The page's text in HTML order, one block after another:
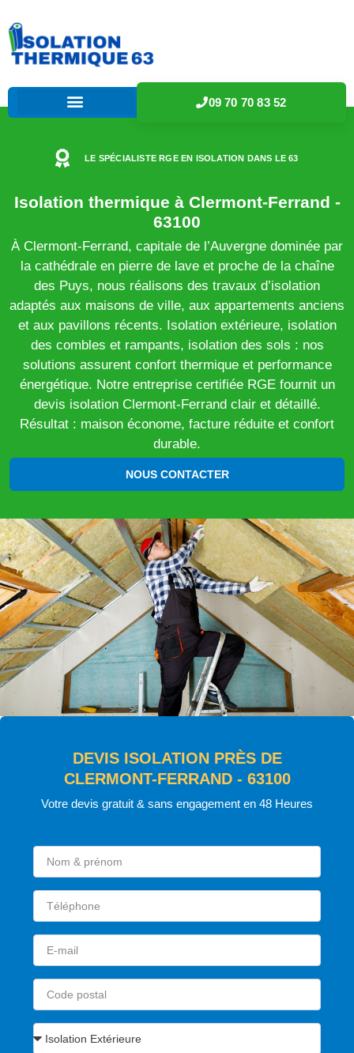
09 70 70 83 52
LE SPÉCIALISTE RGE EN ISOLATION DANS LE 63
Isolation thermique à Clermont-Ferrand -
63100
À Clermont-Ferrand, capitale de l’Auvergne dominée par
la cathédrale en pierre de lave et proche de la chaîne
des Puys, nous réalisons des travaux d’isolation
adaptés aux maisons de ville, aux appartements anciens
et aux pavillons récents. Isolation extérieure, isolation
des combles et rampants, isolation des sols : nos
solutions assurent confort thermique et performance
énergétique. Notre entreprise certifiée RGE fournit un
devis isolation Clermont-Ferrand clair et détaillé.
Résultat : maison économe, facture réduite et confort
durable.
NOUS CONTACTER
DEVIS ISOLATION PRÈS DE
CLERMONT-FERRAND - 63100
Votre devis gratuit & sans engagement en 48 Heures